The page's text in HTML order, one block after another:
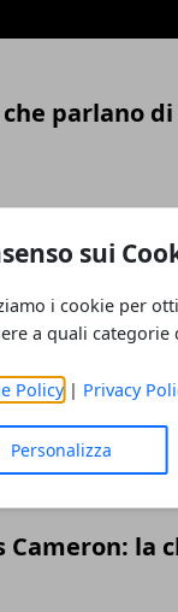
sui
i cookie per
a quali categorie
Policy| Privacy
Personalizza
parlano
e
Cameron: la